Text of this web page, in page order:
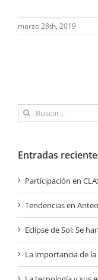
marzo 28th, 2019
Buscar:
Entradas
Participación en
Tendencias en
Eclipse de Sol: Se
La importancia de